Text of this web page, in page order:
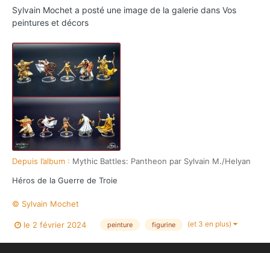
Sylvain Mochet a posté une image de la galerie dans Vos
peintures et décors
Depuis l’album : Mythic Battles: Pantheon par Sylvain M./Helyan
Héros de la Guerre de Troie
© Sylvain Mochet
le 2 février 2024 peinture figurine (et 3 en plus)